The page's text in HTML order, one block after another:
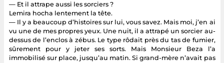
— Et il attrape aussi les sorciers ?
Lemira hocha lentement la tête.
— Il y a beaucoup d’histoires sur lui, vous savez. Mais moi, j’en ai
vu une de mes propres yeux. Une nuit, il a attrapé un sorcier au-
dessus de l’enclos à zébus. Le type rôdait près du tas de fumier,
sûrement pour y jeter ses sorts. Mais Monsieur Beza l’a
immobilisé sur place, jusqu’au matin. Si grand-mère n’avait pas